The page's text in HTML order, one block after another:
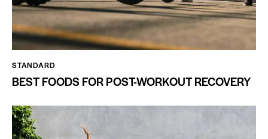
STANDARD
BEST FOODS FOR POST-WORKOUT RECOVERY